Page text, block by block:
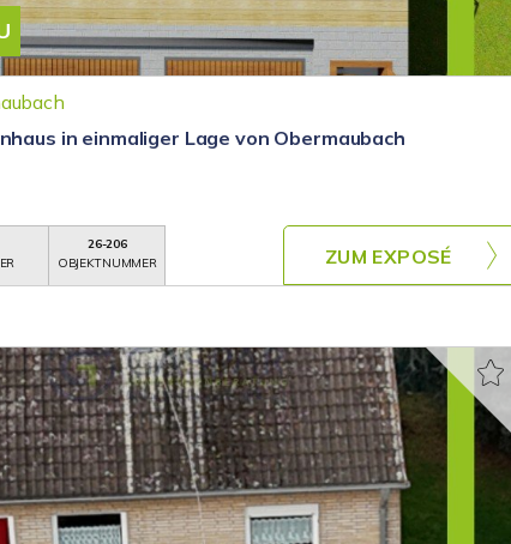
in einmaliger Lage von Obermaubach
26-206
OBJEKTNUMMER
ZUM EXPOSÉ